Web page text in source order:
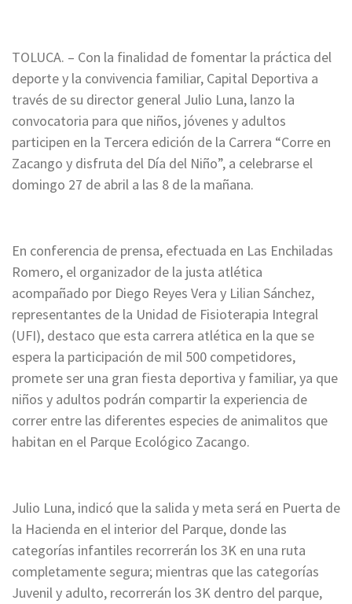
TOLUCA. – Con la finalidad de fomentar la práctica del
deporte y la convivencia familiar, Capital Deportiva a
través de su director general Julio Luna, lanzo la
convocatoria para que niños, jóvenes y adultos
participen en la Tercera edición de la Carrera “Corre en
Zacango y disfruta del Día del Niño”, a celebrarse el
domingo 27 de abril a las 8 de la mañana.
En conferencia de prensa, efectuada en Las Enchiladas
Romero, el organizador de la justa atlética
acompañado por Diego Reyes Vera y Lilian Sánchez,
representantes de la Unidad de Fisioterapia Integral
(UFI), destaco que esta carrera atlética en la que se
espera la participación de mil 500 competidores,
promete ser una gran fiesta deportiva y familiar, ya que
niños y adultos podrán compartir la experiencia de
correr entre las diferentes especies de animalitos que
habitan en el Parque Ecológico Zacango.
Julio Luna, indicó que la salida y meta será en Puerta de
la Hacienda en el interior del Parque, donde las
categorías infantiles recorrerán los 3K en una ruta
completamente segura; mientras que las categorías
Juvenil y adulto, recorrerán los 3K dentro del parque,